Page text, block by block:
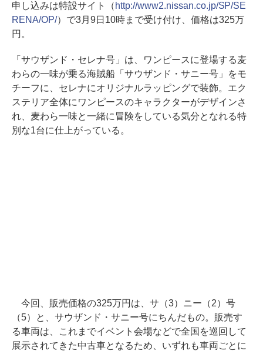
申し込みは特設サイト（ http://www2.nissan.co.jp/SP/SE
RENA/OP/）で3月9日10時まで受け付け、価格は325万
円。
「サウザンド・セレナ号」は、ワンピースに登場する麦
わらの一味が乗る海賊船「サウザンド・サニー号」をモ
チーフに、セレナにオリジナルラッピングで装飾。エク
ステリア全体にワンピースのキャラクターがデザインさ
れ、麦わら一味と一緒に冒険をしている気分となれる特
別な1台に仕上がっている。
今回、販売価格の325万円は、サ（3）ニー（2）号
（5）と、サウザンド・サニー号にちんだもの。販売す
る車両は、これまでイベント会場などで全国を巡回して
展示されてきた中古車となるため、いずれも車両ごとに